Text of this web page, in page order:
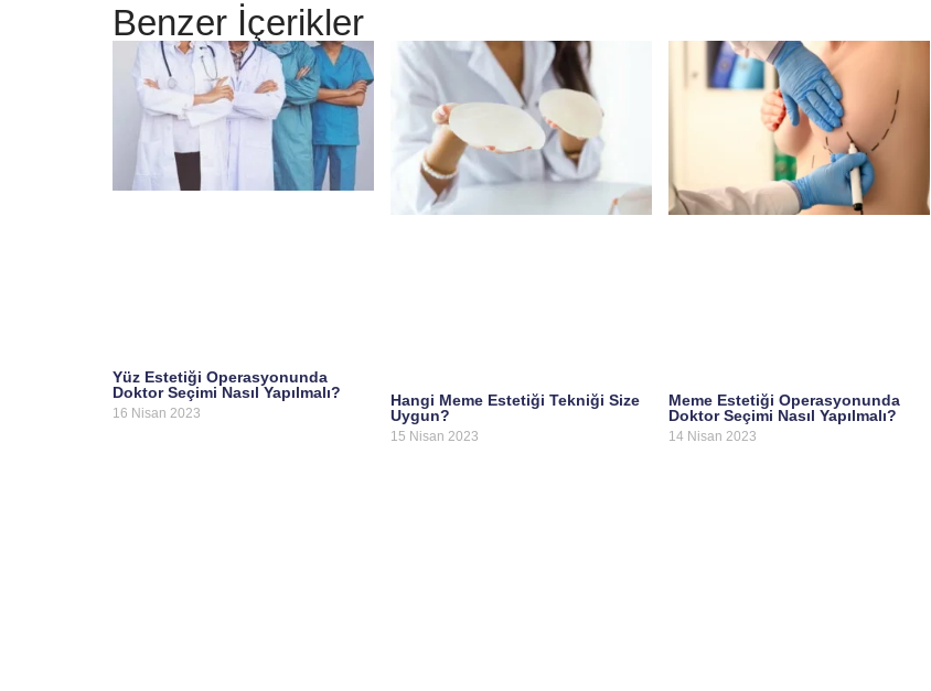
Benzer İçerikler
Yüz Estetiği Operasyonunda
Doktor Seçimi Nasıl Yapılmalı?
16 Nisan 2023
Hangi Meme Estetiği Tekniği Size
Uygun?
15 Nisan 2023
Meme Estetiği Operasyonunda
Doktor Seçimi Nasıl Yapılmalı?
14 Nisan 2023